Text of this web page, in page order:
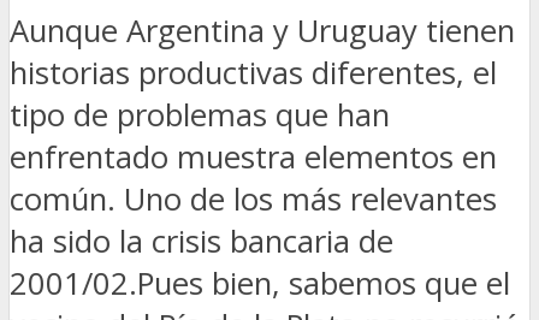
Aunque Argentina y Uruguay tienen
historias productivas diferentes, el
tipo de problemas que han
enfrentado muestra elementos en
común. Uno de los más relevantes
ha sido la crisis bancaria de
2001/02.Pues bien, sabemos que el